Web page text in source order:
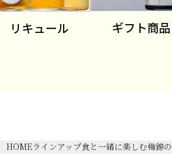
リキュール ギフト商品
HOMEラインアップ食と一緒に楽しむ梅錦